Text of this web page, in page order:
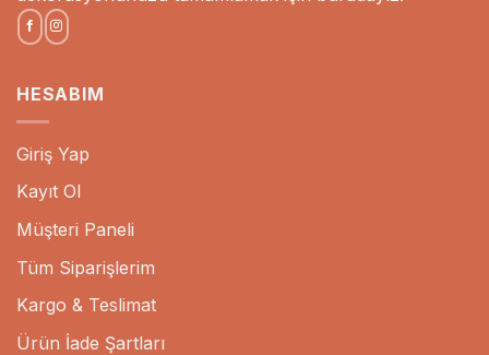
HESABIM
Giriş Yap
Kayıt Ol
Müşteri Paneli
Tüm Siparişlerim
Kargo & Teslimat
Ürün İade Şartları